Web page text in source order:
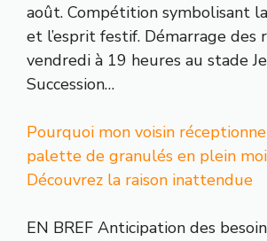
août. Compétition symbolisant
et l’esprit festif. Démarrage des
vendredi à 19 heures au stade
Succession…
Pourquoi mon voisin
palette de granulés en plein
Découvrez la raison inattendue
EN BREF Anticipation des